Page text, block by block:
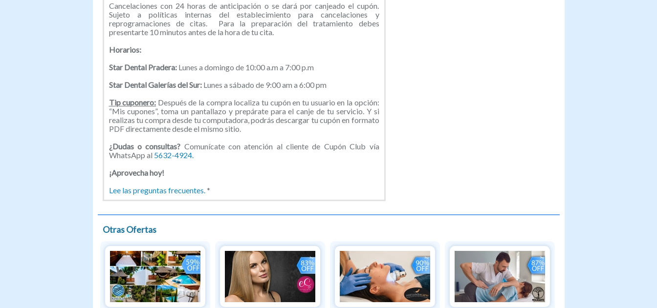
Cancelaciones con 24 horas de anticipación o se dará por canjeado el cupón.
Sujeto a políticas internas del establecimiento para cancelaciones y
reprogramaciones de citas. Para la preparación del tratamiento debes
presentarte 10 minutos antes de la hora de tu cita.
Horarios:
Star Dental Pradera: Lunes a domingo de 10:00 a.m a 7:00 p.m
Star Dental Galerías del Sur: Lunes a sábado de 9:00 am a 6:00 pm
Tip cuponero: Después de la compra localiza tu cupón en tu usuario en la opción:
“Mis cupones”, toma un pantallazo y prepárate para el canje de tu servicio. Y si
realizas tu compra desde tu computadora, podrás descargar tu cupón en formato
PDF directamente desde el mismo sitio.
¿Dudas o consultas? Comunícate con atención al cliente de Cupón Club vía
WhatsApp al 5632-4924.
¡Aprovecha hoy!
Lee las preguntas frecuentes.*
Otras Ofertas